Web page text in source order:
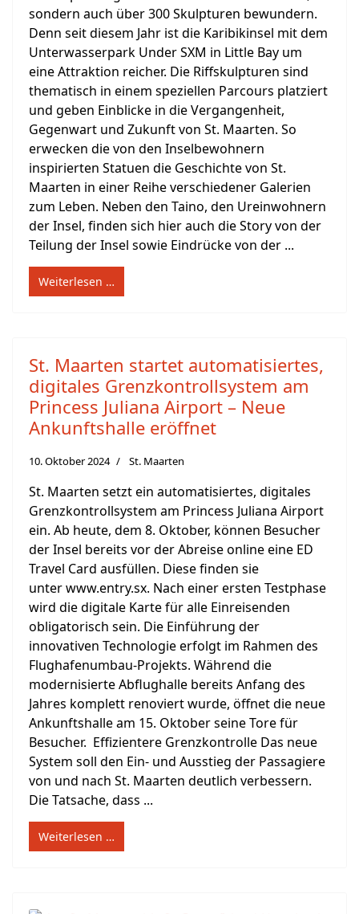
sondern auch über 300 Skulpturen bewundern.
Denn seit diesem Jahr ist die Karibikinsel mit dem
Unterwasserpark Under SXM in Little Bay um
eine Attraktion reicher. Die Riffskulpturen sind
thematisch in einem speziellen Parcours platziert
und geben Einblicke in die Vergangenheit,
Gegenwart und Zukunft von St. Maarten. So
erwecken die von den Inselbewohnern
inspirierten Statuen die Geschichte von St.
Maarten in einer Reihe verschiedener Galerien
zum Leben. Neben den Taino, den Ureinwohnern
der Insel, finden sich hier auch die Story von der
Teilung der Insel sowie Eindrücke von der ...
Weiterlesen …
St. Maarten startet automatisiertes,
digitales Grenzkontrollsystem am
Princess Juliana Airport – Neue
Ankunftshalle eröffnet
10. Oktober 2024 St. Maarten
St. Maarten setzt ein automatisiertes, digitales
Grenzkontrollsystem am Princess Juliana Airport
ein. Ab heute, dem 8. Oktober, können Besucher
der Insel bereits vor der Abreise online eine ED
Travel Card ausfüllen. Diese finden sie
unter www.entry.sx. Nach einer ersten Testphase
wird die digitale Karte für alle Einreisenden
obligatorisch sein. Die Einführung der
innovativen Technologie erfolgt im Rahmen des
Flughafenumbau-Projekts. Während die
modernisierte Abflughalle bereits Anfang des
Jahres komplett renoviert wurde, öffnet die neue
Ankunftshalle am 15. Oktober seine Tore für
Besucher. Effizientere Grenzkontrolle Das neue
System soll den Ein- und Ausstieg der Passagiere
von und nach St. Maarten deutlich verbessern.
Die Tatsache, dass ...
Weiterlesen …